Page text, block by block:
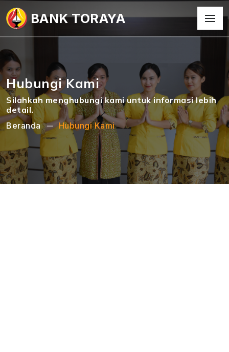
BANK TORAYA
Hubungi Kami
Silahkah menghubungi kami untuk informasi lebih
detail.
Beranda
Hubungi Kami